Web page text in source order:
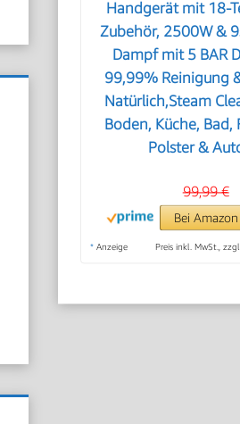
Handgerät mit 18-
Zubehör, 2500W &
Dampf mit 5 BAR
99,99% Reinigung
Natürlich,Steam
Boden, Küche, Bad,
Polster &
99,99 €
Bei
* Anzeige Preis inkl. MwSt.,